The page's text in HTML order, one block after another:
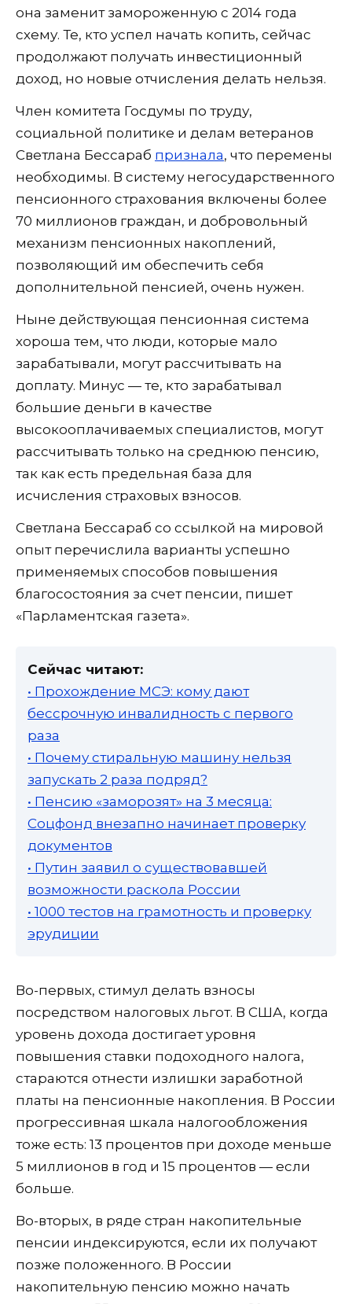
она заменит замороженную с 2014 года
схему. Те, кто успел начать копить, сейчас
продолжают получать инвестиционный
доход, но новые отчисления делать нельзя.
Член комитета Госдумы по труду,
социальной политике и делам ветеранов
Светлана Бессараб признала, что перемены
необходимы. В систему негосударственного
пенсионного страхования включены более
70 миллионов граждан, и добровольный
механизм пенсионных накоплений,
позволяющий им обеспечить себя
дополнительной пенсией, очень нужен.
Ныне действующая пенсионная система
хороша тем, что люди, которые мало
зарабатывали, могут рассчитывать на
доплату. Минус — те, кто зарабатывал
большие деньги в качестве
высокооплачиваемых специалистов, могут
рассчитывать только на среднюю пенсию,
так как есть предельная база для
исчисления страховых взносов.
Светлана Бессараб со ссылкой на мировой
опыт перечислила варианты успешно
применяемых способов повышения
благосостояния за счет пенсии, пишет
«Парламентская газета».
Сейчас читают:
• Прохождение МСЭ: кому дают
бессрочную инвалидность с первого
раза
• Почему стиральную машину нельзя
запускать 2 раза подряд?
• Пенсию «заморозят» на 3 месяца:
Соцфонд внезапно начинает проверку
документов
• Путин заявил о существовавшей
возможности раскола России
• 1000 тестов на грамотность и проверку
эрудиции
Во-первых, стимул делать взносы
посредством налоговых льгот. В США, когда
уровень дохода достигает уровня
повышения ставки подоходного налога,
стараются отнести излишки заработной
платы на пенсионные накопления. В России
прогрессивная шкала налогообложения
тоже есть: 13 процентов при доходе меньше
5 миллионов в год и 15 процентов — если
больше.
Во-вторых, в ряде стран накопительные
пенсии индексируются, если их получают
позже положенного. В России
накопительную пенсию можно начать